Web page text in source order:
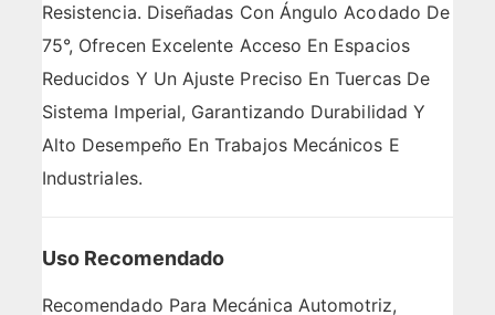
Resistencia. Diseñadas Con Ángulo Acodado De
75°, Ofrecen Excelente Acceso En Espacios
Reducidos Y Un Ajuste Preciso En Tuercas De
Sistema Imperial, Garantizando Durabilidad Y
Alto Desempeño En Trabajos Mecánicos E
Industriales.
Uso Recomendado
Recomendado Para Mecánica Automotriz,